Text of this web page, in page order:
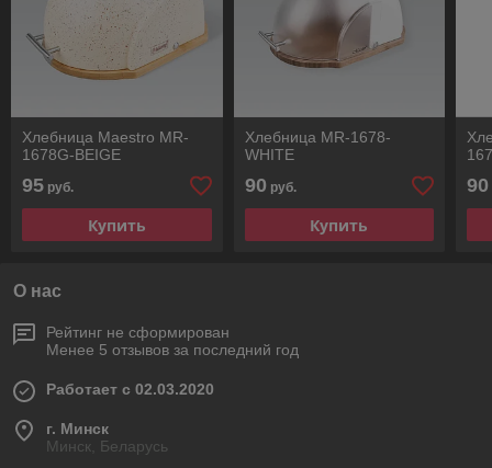
Хлебница Maestro MR-
1678G-BEIGE
95 руб.
Купить
Хлебница MR-1678-
WHITE
90 руб.
Купить
90
О нас
Рейтинг не сформирован
Менее 5 отзывов за последний год
Работает с 02.03.2020
г. Минск
Минск, Беларусь